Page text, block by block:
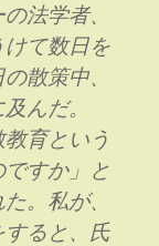
法学者、
て数日を
散策中、
んだ。
教育という
すか」と
。私が、
すると、氏